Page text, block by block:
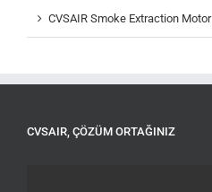
CVSAIR Smoke Extraction Motor
CVSAIR, ÇÖZÜM ORTAĞINIZ